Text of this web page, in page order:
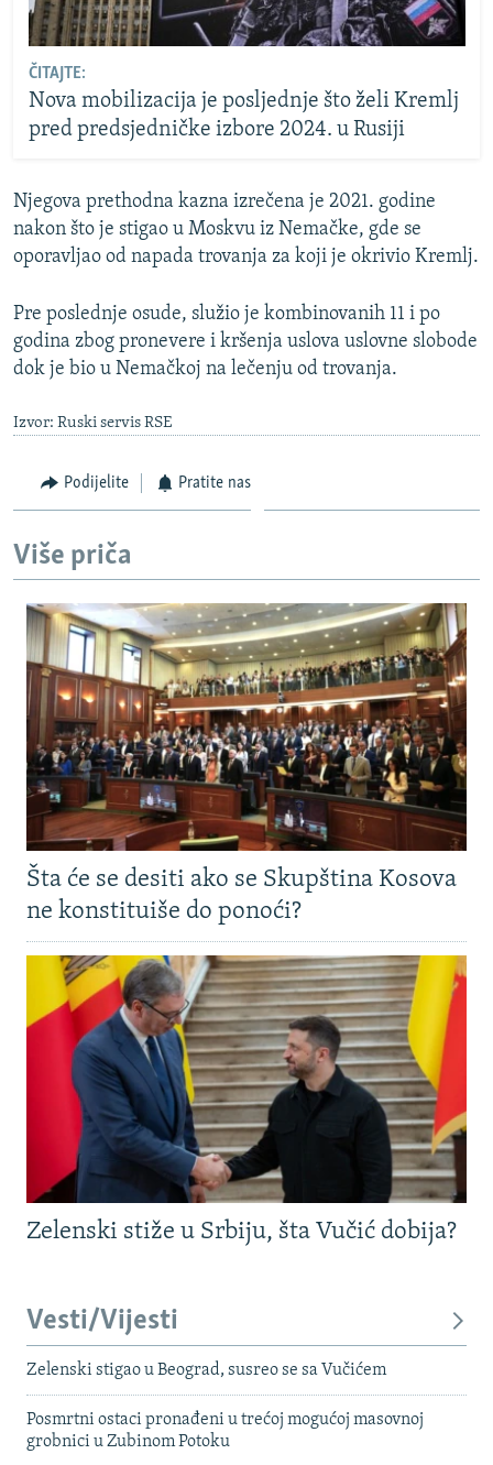
ČITAJTE:
Nova mobilizacija je posljednje što želi Kremlj
pred predsjedničke izbore 2024. u Rusiji
Njegova prethodna kazna izrečena je 2021. godine
nakon što je stigao u Moskvu iz Nemačke, gde se
oporavljao od napada trovanja za koji je okrivio Kremlj.
Pre poslednje osude, služio je kombinovanih 11 i po
godina zbog pronevere i kršenja uslova uslovne slobode
dok je bio u Nemačkoj na lečenju od trovanja.
Izvor: Ruski servis RSE
Podijelite Pratite nas
Više priča
Šta će se desiti ako se Skupština Kosova
ne konstituiše do ponoći?
Zelenski stiže u Srbiju, šta Vučić dobija?
Vesti/Vijesti
Zelenski stigao u Beograd, susreo se sa Vučićem
Posmrtni ostaci pronađeni u trećoj mogućoj masovnoj
grobnici u Zubinom Potoku